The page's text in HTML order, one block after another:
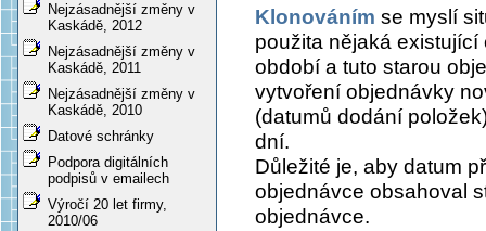
Nejzásadnější změny v
Kaskádě, 2012
Nejzásadnější změny v
Kaskádě, 2011
Nejzásadnější změny v
Kaskádě, 2010
Datové schránky
Podpora digitálních
podpisů v emailech
Výročí 20 let firmy,
2010/06
Klonováním se myslí
použita nějaká
období a tuto starou
vytvoření objednávky
(datumů dodání
dní.
Důležité je, aby datum
objednávce obsahoval
objednávce.